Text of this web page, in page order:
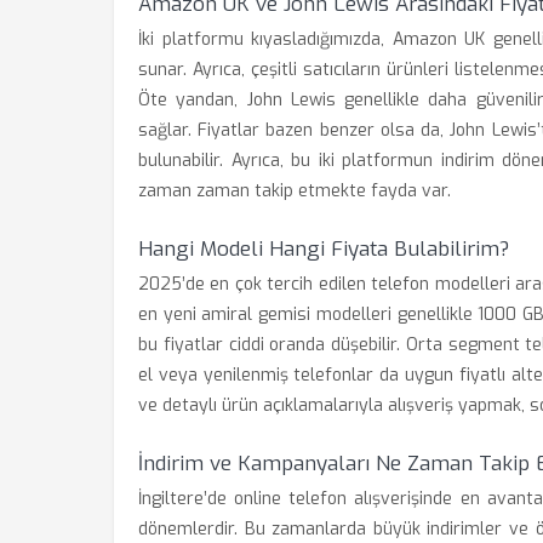
İki platformu kıyasladığımızda, Amazon UK
sunar. Ayrıca, çeşitli satıcıların ürünleri
Öte yandan, John Lewis genellikle daha
sağlar. Fiyatlar bazen benzer olsa da, John
bulunabilir. Ayrıca, bu iki platformun indirim
zaman zaman takip etmekte fayda var.
Hangi Modeli Hangi Fiyata Bulabilirim?
2025’de en çok tercih edilen telefon modelleri
en yeni amiral gemisi modelleri genellikle 1000
bu fiyatlar ciddi oranda düşebilir. Orta segment
el veya yenilenmiş telefonlar da uygun fiyatlı
ve detaylı ürün açıklamalarıyla alışveriş yapmak,
İndirim ve Kampanyaları Ne Zaman Takip
İngiltere’de online telefon alışverişinde en
dönemlerdir. Bu zamanlarda büyük indirimler ve